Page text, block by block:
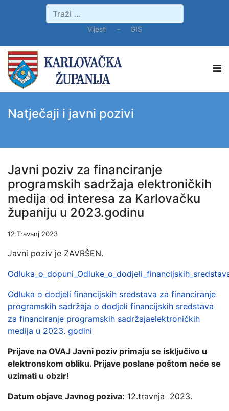
Vijesti- GIS
Natječaji i javni pozivi
Javni poziv za financiranje
programskih sadržaja elektroničkih
medija od interesa za Karlovačku
županiju u 2023.godinu
12 Travanj 2023
Javni poziv je ZAVRŠEN.
Odluka o dodjeli financijskih sredstava za financiranje
programskih sadržaja o dodjeli financijskih sredstava
za financiranje programskih sadržajaelektroničkih
medija u 2023. godini
Prijave na OVAJ Javni poziv primaju se isključivo u
elektronskom obliku. Prijave poslane poštom neće se
uzimati u obzir!
Datum objave Javnog poziva: 12.travnja 2023.